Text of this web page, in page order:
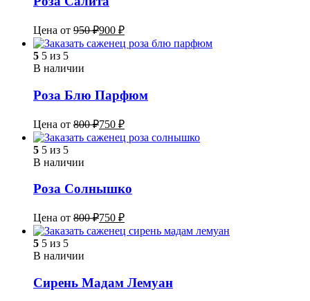
Цена от 950₽900 ₽
5 5 из 5
В наличии
Роза Блю Парфюм
Цена от 800₽750 ₽
5 5 из 5
В наличии
Роза Солнышко
Цена от 800₽750 ₽
5 5 из 5
В наличии
Сирень Мадам Лемуан